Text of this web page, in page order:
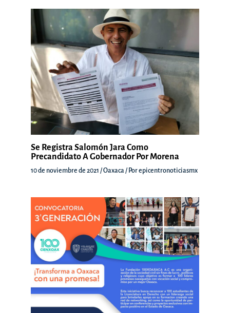
Se Registra Salomón Jara Como
Precandidato A Gobernador Por Morena
10 de noviembre de 2021 /Oaxaca / Porepicentronoticiasmx